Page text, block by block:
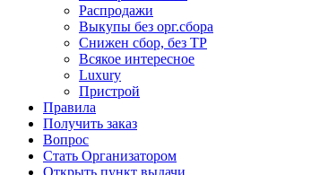
Распродажи
Выкупы без орг.сбора
Снижен сбор, без ТР
Всякое интересное
Luxury
Пристрой
Правила
Получить заказ
Вопрос
Стать Организатором